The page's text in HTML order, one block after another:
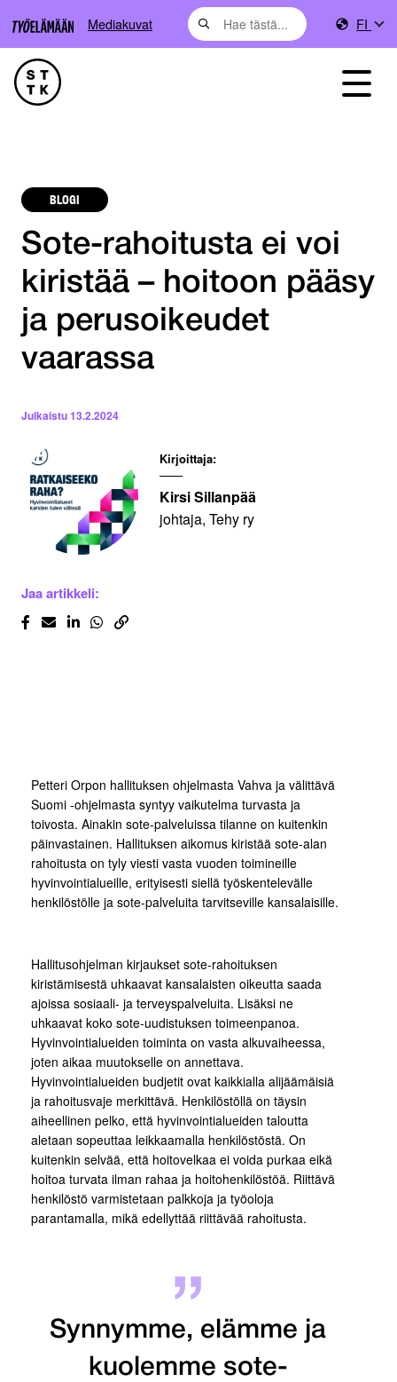
Mediakuvat FI
BLOGI
Sote-rahoitusta ei voi
kiristää – hoitoon pääsy
ja perusoikeudet
vaarassa
Julkaistu13.2.2024
Kirjoittaja:
Kirsi Sillanpää
johtaja, Tehy ry
Jaa artikkeli:
Petteri Orpon hallituksen ohjelmasta Vahva ja välittävä
Suomi -ohjelmasta syntyy vaikutelma turvasta ja
toivosta. Ainakin sote-palveluissa tilanne on kuitenkin
päinvastainen. Hallituksen aikomus kiristää sote-alan
rahoitusta on tyly viesti vasta vuoden toimineille
hyvinvointialueille, erityisesti siellä työskentelevälle
henkilöstölle ja sote-palveluita tarvitseville kansalaisille.
Hallitusohjelman kirjaukset sote-rahoituksen
kiristämisestä uhkaavat kansalaisten oikeutta saada
ajoissa sosiaali- ja terveyspalveluita. Lisäksi ne
uhkaavat koko sote-uudistuksen toimeenpanoa.
Hyvinvointialueiden toiminta on vasta alkuvaiheessa,
joten aikaa muutokselle on annettava.
Hyvinvointialueiden budjetit ovat kaikkialla alijäämäisiä
ja rahoitusvaje merkittävä. Henkilöstöllä on täysin
aiheellinen pelko, että hyvinvointialueiden taloutta
aletaan sopeuttaa leikkaamalla henkilöstöstä. On
kuitenkin selvää, että hoitovelkaa ei voida purkaa eikä
hoitoa turvata ilman rahaa ja hoitohenkilöstöä. Riittävä
henkilöstö varmistetaan palkkoja ja työoloja
parantamalla, mikä edellyttää riittävää rahoitusta.
Synnymme, elämme ja
kuolemme sote-